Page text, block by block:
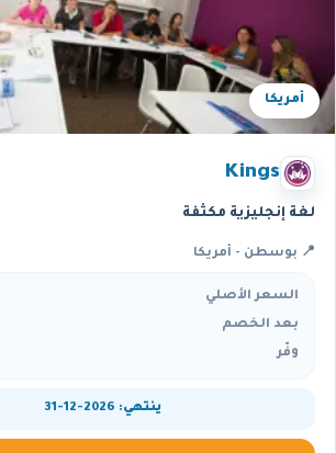
أمريكا
Kings
لغة إنجليزية مكثفة
📍 بوسطن - أمريكا
السعر الأصلي
بعد الخصم
وفّر
ينتهي: 2026-12-31